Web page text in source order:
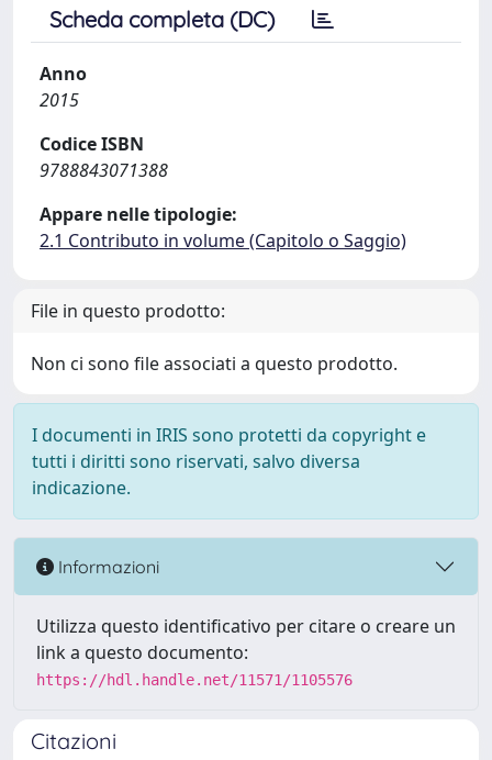
Scheda completa (DC)
Anno
2015
Codice ISBN
9788843071388
Appare nelle tipologie:
2.1 Contributo in volume (Capitolo o Saggio)
File in questo prodotto:
Non ci sono file associati a questo prodotto.
I documenti in IRIS sono protetti da copyright e
tutti i diritti sono riservati, salvo diversa
indicazione.
Informazioni
Utilizza questo identificativo per citare o creare un
link a questo documento:
https://hdl.handle.net/11571/1105576
Citazioni